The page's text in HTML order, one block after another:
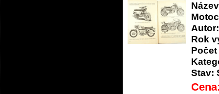
Autor:
Rok
Stav: